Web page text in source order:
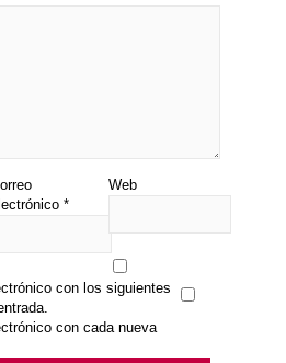
*
Web
con los siguientes
con cada nueva